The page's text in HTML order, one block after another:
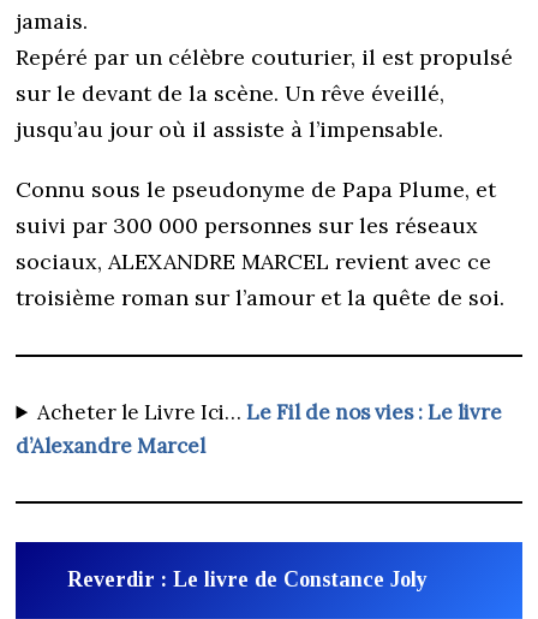
jamais.
Repéré par un célèbre couturier, il est propulsé
sur le devant de la scène. Un rêve éveillé,
jusqu’au jour où il assiste à l’impensable.
Connu sous le pseudonyme de Papa Plume, et
suivi par 300 000 personnes sur les réseaux
sociaux, ALEXANDRE MARCEL revient avec ce
troisième roman sur l’amour et la quête de soi.
Acheter le Livre Ici…Le Fil de nos vies : Le livre
d’Alexandre Marcel
Reverdir : Le livre de Constance Joly